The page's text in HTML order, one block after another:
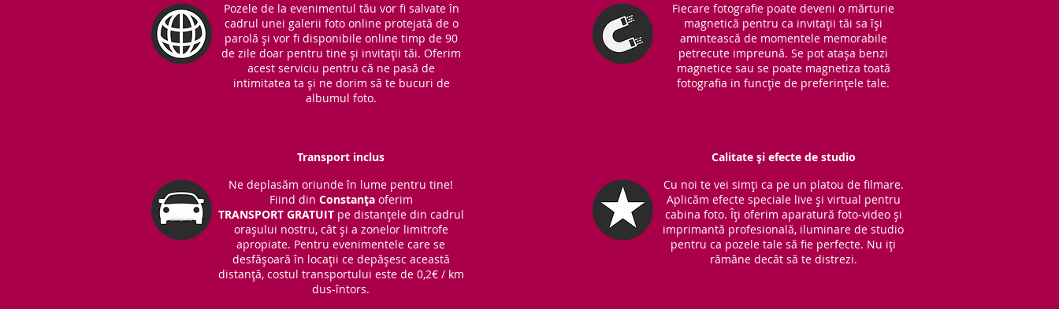
Pozele de la evenimentul tău vor fi salvate în
cadrul unei galerii foto online protejată de o
parolă și vor fi disponibile online timp de 90
de zile doar pentru tine și invitații tăi. Oferim
acest serviciu pentru că ne pasă de
intimitatea ta și ne dorim să te bucuri de
albumul foto.
Transport inclus
Ne deplasăm oriunde în lume pentru tine!
Fiind din Constanța oferim
TRANSPORT GRATUITpe distanțele din cadrul
orașului nostru, cât și a zonelor limitrofe
apropiate. Pentru evenimentele care se
desfășoară în locații ce depășesc această
distanță, costul transportului este de 0,2€ / km
dus-întors.
Fiecare fotografie poate deveni o mărturie
magnetică pentru ca invitații tăi sa își
amintească de momentele memorabile
petrecute impreună. Se pot atașa benzi
magnetice sau se poate magnetiza toată
fotografia in funcție de preferințele tale.
Calitate și efecte de studio
Cu noi te vei simți ca pe un platou de filmare.
Aplicăm efecte speciale live și virtual pentru
cabina foto. Îți oferim aparatură foto-video și
imprimantă profesională, iluminare de studio
pentru ca pozele tale să fie perfecte. Nu iți
rămâne decât să te distrezi.